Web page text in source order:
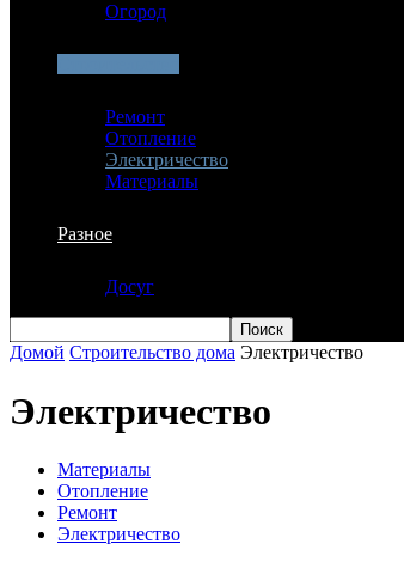
Огород
Ремонт
Отопление
Электричество
Материалы
Разное
Досуг
Домой Строительство дома Электричество
Электричество
Материалы
Отопление
Ремонт
Электричество